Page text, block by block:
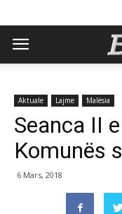
Aktuale Lajme Malësia
Seanca II
Komunës
6 Mars, 2018